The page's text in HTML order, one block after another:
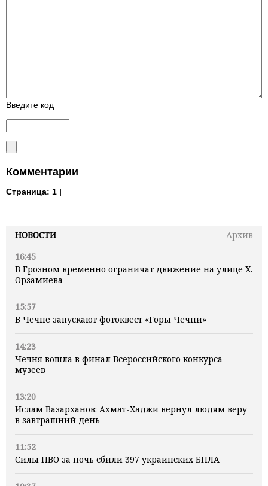
НОВОСТИ
Архив
16:45
В Грозном временно ограничат движение на улице Х.
Орзамиева
15:57
В Чечне запускают фотоквест «Горы Чечни»
14:23
Чечня вошла в финал Всероссийского конкурса
музеев
13:20
Ислам Вазарханов: Ахмат-Хаджи вернул людям веру
в завтрашний день
11:52
Силы ПВО за ночь сбили 397 украинских БПЛА
Введите код
Комментарии
Страница: 1 |